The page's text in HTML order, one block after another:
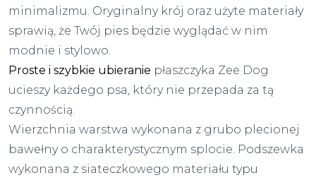
minimalizmu. Oryginalny krój oraz użyte materiały
sprawią, że Twój pies będzie wyglądać w nim
modnie i stylowo.
Proste i szybkie ubieranie płaszczyka Zee Dog
ucieszy każdego psa, który nie przepada za tą
czynnością.
Wierzchnia warstwa wykonana z grubo plecionej
bawełny o charakterystycznym splocie. Podszewka
wykonana z siateczkowego materiału typu